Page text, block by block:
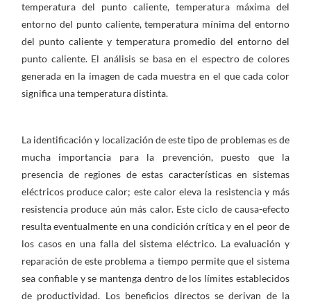
temperatura del punto caliente, temperatura máxima del
entorno del punto caliente, temperatura mínima del entorno
del punto caliente y temperatura promedio del entorno del
punto caliente. El análisis se basa en el espectro de colores
generada en la imagen de cada muestra en el que cada color
significa una temperatura distinta.
La identificación y localización de este tipo de problemas es de
mucha importancia para la prevención, puesto que la
presencia de regiones de estas características en sistemas
eléctricos produce calor; este calor eleva la resistencia y más
resistencia produce aún más calor. Este ciclo de causa-efecto
resulta eventualmente en una condición crítica y en el peor de
los casos en una falla del sistema eléctrico. La evaluación y
reparación de este problema a tiempo permite que el sistema
sea confiable y se mantenga dentro de los límites establecidos
de productividad. Los beneficios directos se derivan de la